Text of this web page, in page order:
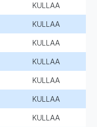
KULLAA
KULLAA
KULLAA
KULLAA
KULLAA
KULLAA
KULLAA